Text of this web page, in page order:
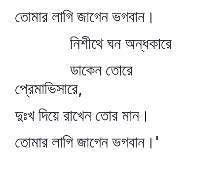
তোমার লাগি জাগেন ভগবান।
নিশীথে ঘন অন্ধকারে
ডাকেন তোরে
প্রেমাভিসারে,
দুঃখ দিয়ে রাখেন তোর মান।
তোমার লাগি জাগেন ভগবান।'